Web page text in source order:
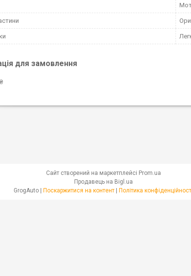
для замовлення
Сайт створений на маркетплейсі Prom.ua
Продавець на Bigl.ua
GrogAuto | Поскаржитися на контент | Політика